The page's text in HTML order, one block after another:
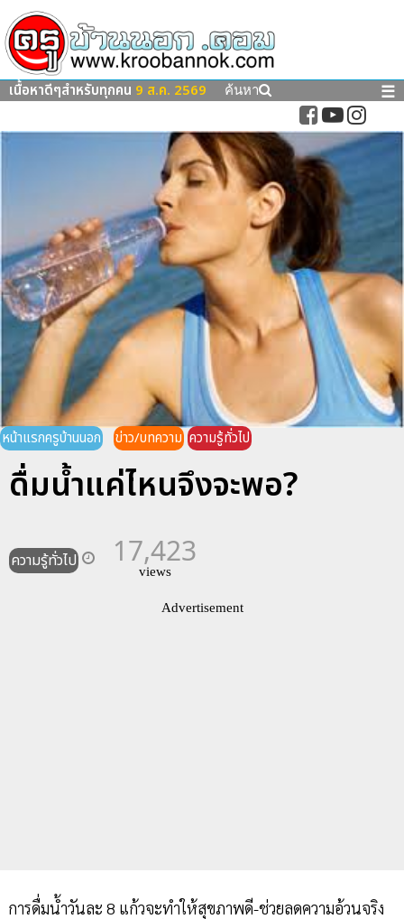
เนื้อหาดีๆสำหรับทุกคน 9 ส.ค. 2569 ค้นหา ☰
หน้าแรกครูบ้านนอก ข่าว/บทความ ความรู้ทั่วไป
ดื่มน้ำแค่ไหนจึงจะพอ?
ความรู้ทั่วไป 17,423
views
Advertisement
การดื่มน้ำวันละ 8 แก้วจะทำให้สุขภาพดี-ช่วยลดความอ้วนจริง